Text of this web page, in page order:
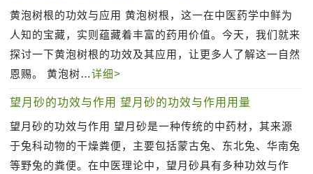
黄泡树根的功效与应用 黄泡树根，这一在中医药学中鲜为
人知的宝藏，实则蕴藏着丰富的药用价值。今天，我们就来
探讨一下黄泡树根的功效及其应用，让更多人了解这一自然
恩赐。 黄泡树…详细>
望月砂的功效与作用 望月砂的功效与作用用量
望月砂的功效与作用 望月砂是一种传统的中药材，其来源
于兔科动物的干燥粪便，主要包括蒙古兔、东北兔、华南兔
等野兔的粪便。在中医理论中，望月砂具有多种功效与作